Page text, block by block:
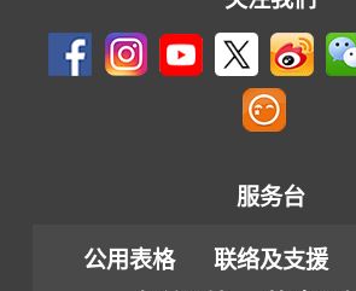
服务台
公用表格 联络及支援